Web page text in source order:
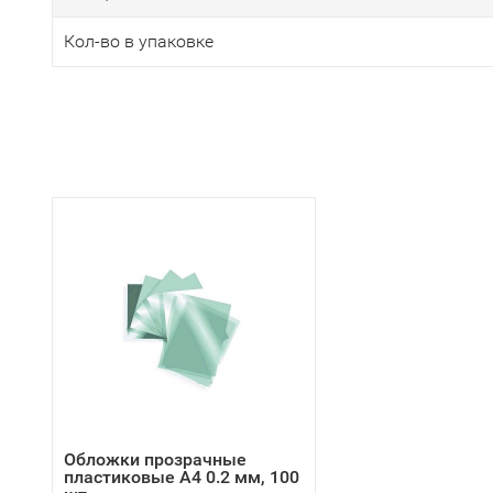
Кол-во в упаковке
Обложки прозрачные
пластиковые А4 0.2 мм, 100